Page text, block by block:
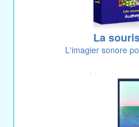
La
L'imagier sonore